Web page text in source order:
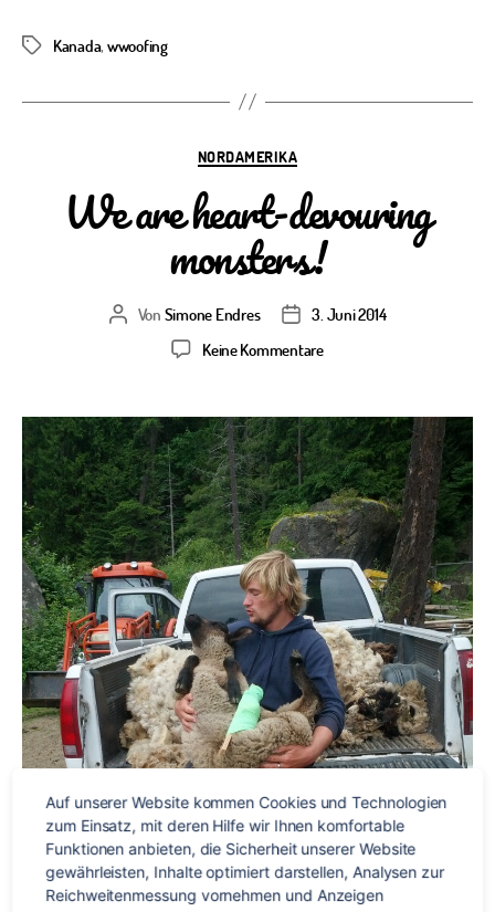
Schlagwörter
Kanada, wwoofing
Kategorien
NORDAMERIKA
We are heart-devouring
monsters!
Beitragsautor
Von Simone Endres Veröffentlichungsdatum
3. Juni 2014
Keine Kommentarezu
heart-
devouring
monsters!
Auf unserer Website kommen Cookies und Technologien
zum Einsatz, mit deren Hilfe wir Ihnen komfortable
Funktionen anbieten, die Sicherheit unserer Website
gewährleisten, Inhalte optimiert darstellen, Analysen zur
Reichweitenmessung vornehmen und Anzeigen